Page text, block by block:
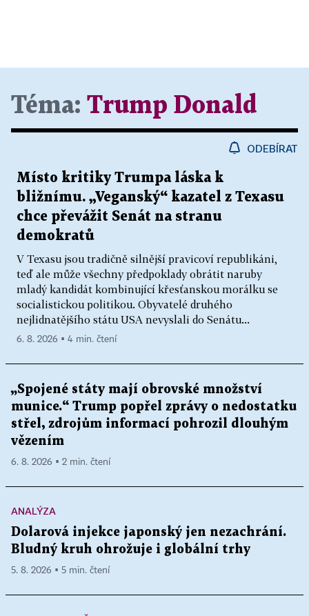
Téma: Trump Donald
ODEBÍRAT
Místo kritiky Trumpa láska k
bližnímu. „Veganský“ kazatel z Texasu
chce převážit Senát na stranu
demokratů
V Texasu jsou tradičně silnější pravicoví republikáni,
teď ale může všechny předpoklady obrátit naruby
mladý kandidát kombinující křesťanskou morálku se
socialistickou politikou. Obyvatelé druhého
nejlidnatějšího státu USA nevyslali do Senátu...
6. 8. 2026 ▪ 4 min. čtení
„Spojené státy mají obrovské množství
munice.“ Trump popřel zprávy o nedostatku
střel, zdrojům informací pohrozil dlouhým
vězením
6. 8. 2026 ▪ 2 min. čtení
ANALÝZA
Dolarová injekce japonský jen nezachrání.
Bludný kruh ohrožuje i globální trhy
5. 8. 2026 ▪ 5 min. čtení